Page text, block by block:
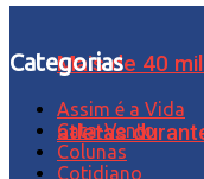
Mais de 40
atletas
Categorias
Assim é a Vida
Cata-Vento
Colunas
Cotidiano